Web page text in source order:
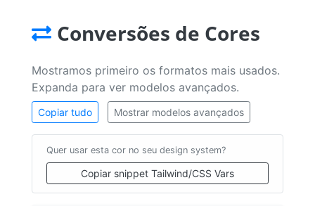
Conversões de Cores
Mostramos primeiro os formatos mais usados.
Expanda para ver modelos avançados.
Copiar tudo Mostrar modelos avançados
Quer usar esta cor no seu design system?
Copiar snippet Tailwind/CSS Vars